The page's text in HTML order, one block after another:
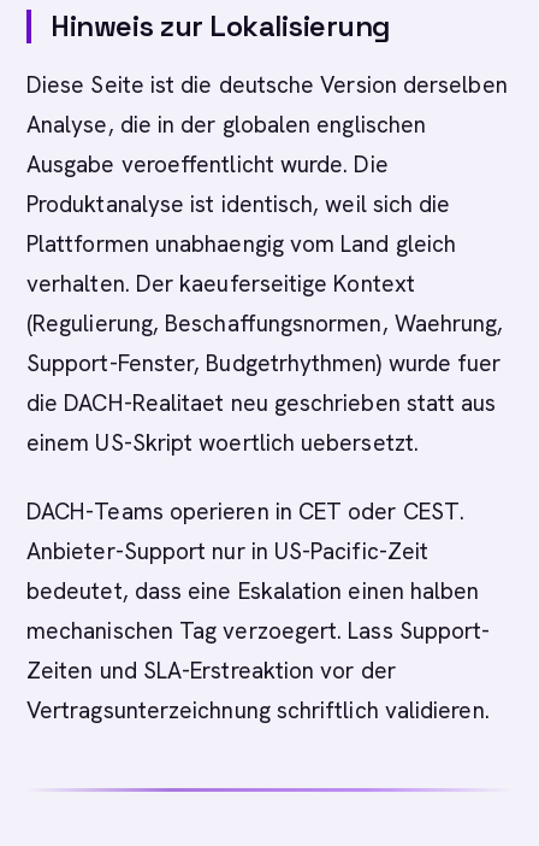
Hinweis zur Lokalisierung
Diese Seite ist die deutsche Version derselben
Analyse, die in der globalen englischen
Ausgabe veroeffentlicht wurde. Die
Produktanalyse ist identisch, weil sich die
Plattformen unabhaengig vom Land gleich
verhalten. Der kaeuferseitige Kontext
(Regulierung, Beschaffungsnormen, Waehrung,
Support-Fenster, Budgetrhythmen) wurde fuer
die DACH-Realitaet neu geschrieben statt aus
einem US-Skript woertlich uebersetzt.
DACH-Teams operieren in CET oder CEST.
Anbieter-Support nur in US-Pacific-Zeit
bedeutet, dass eine Eskalation einen halben
mechanischen Tag verzoegert. Lass Support-
Zeiten und SLA-Erstreaktion vor der
Vertragsunterzeichnung schriftlich validieren.